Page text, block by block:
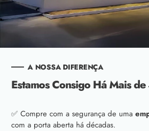
A NOSSA DIFERENÇA
Estamos Consigo Há Mais
✅ Compre com a segurança de uma
com a porta aberta há décadas.